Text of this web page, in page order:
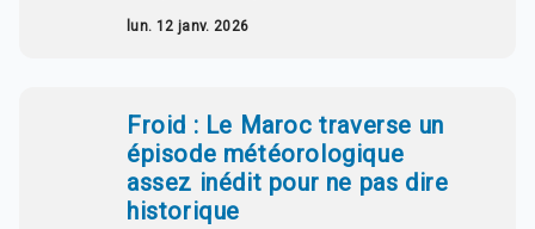
lun. 12 janv. 2026
Froid : Le Maroc traverse un
épisode météorologique
assez inédit pour ne pas dire
historique